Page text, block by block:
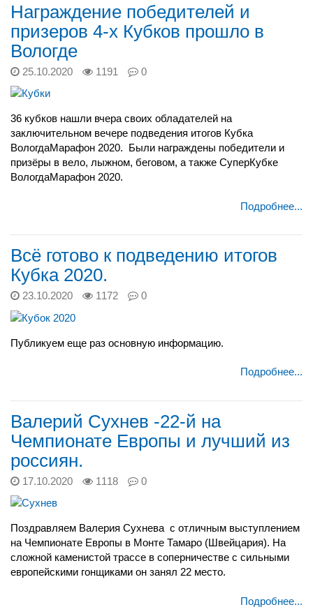
Награждение победителей и
призеров 4-х Кубков прошло в
Вологде
25.10.2020 1191 0
36 кубков нашли вчера своих обладателей на
заключительном вечере подведения итогов Кубка
ВологдаМарафон 2020. Были награждены победители и
призёры в вело, лыжном, беговом, а также СуперКубке
ВологдаМарафон 2020.
Подробнее...
Всё готово к подведению итогов
Кубка 2020.
23.10.2020 1172 0
Публикуем еще раз основную информацию.
Подробнее...
Валерий Сухнев -22-й на
Чемпионате Европы и лучший из
россиян.
17.10.2020 1118 0
Поздравляем Валерия Сухнева с отличным выступлением
на Чемпионате Европы в Монте Тамаро (Швейцария). На
сложной каменистой трассе в соперничестве с сильными
европейскими гонщиками он занял 22 место.
Подробнее...